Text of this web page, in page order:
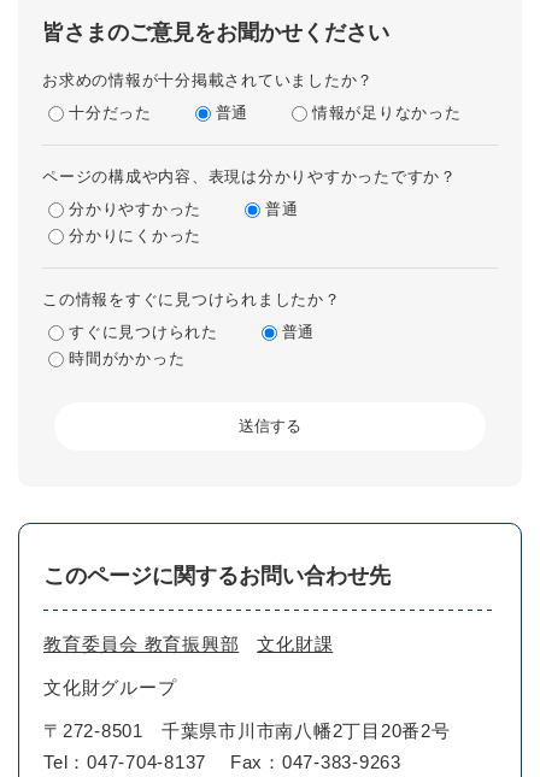
皆さまのご意見をお聞かせください
お求めの情報が十分掲載されていましたか？
十分だった
普通 情報が足りなかった
ページの構成や内容、表現は分かりやすかったですか？
分かりやすかった
普通
分かりにくかった
この情報をすぐに見つけられましたか？
すぐに見つけられた
普通
時間がかかった
このページに関するお問い合わせ先
教育委員会 教育振興部 文化財課
文化財グループ
〒272-8501
千葉県市川市南八幡2丁目20番2号
Tel：047-704-8137
Fax：047-383-9263